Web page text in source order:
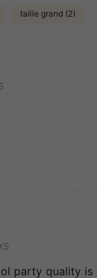
taille grand (2)
party quality is